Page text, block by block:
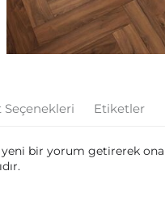
Seçenekleri Etiketler
yeni bir yorum getirerek